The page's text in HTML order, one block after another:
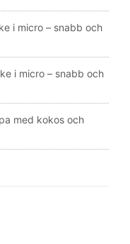
i micro – snabb och
i micro – snabb och
med kokos och